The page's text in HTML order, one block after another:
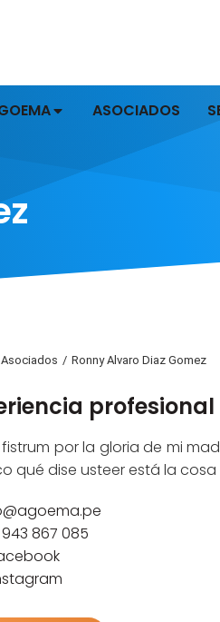
ASOCIADOS
here:
Asociados Ronny Alvaro Diaz Gomez
profesional
fistrum por la gloria de mi
qué dise usteer está la cosa
943 867 085